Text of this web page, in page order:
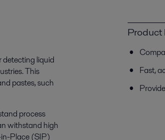
detecting liquid
This
pastes, such
process
withstand high
Place (SIP)
Product
Fast,